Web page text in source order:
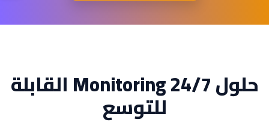
حلول 24/7 Monitoring القابلة
للتوسع